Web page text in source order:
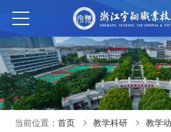
当前位置： 首页 教学科研 教学